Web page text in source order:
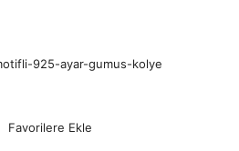
Favorilere Ekle